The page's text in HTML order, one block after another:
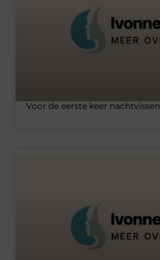
Voor de eerste keer nachtvissen